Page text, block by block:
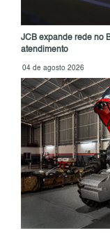
JCB expande rede no
atendimento
04 de agosto 2026